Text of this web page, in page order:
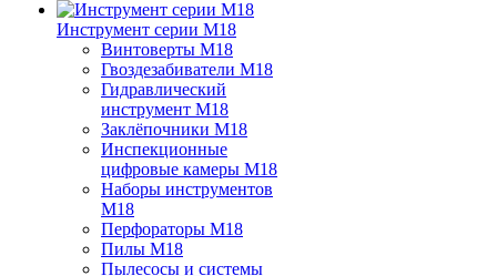
Инструмент серии M18
Винтоверты M18
Гвоздезабиватели M18
Гидравлический
инструмент M18
Заклёпочники M18
Инспекционные
цифровые камеры M18
Наборы инструментов
M18
Перфораторы M18
Пилы M18
Пылесосы и системы